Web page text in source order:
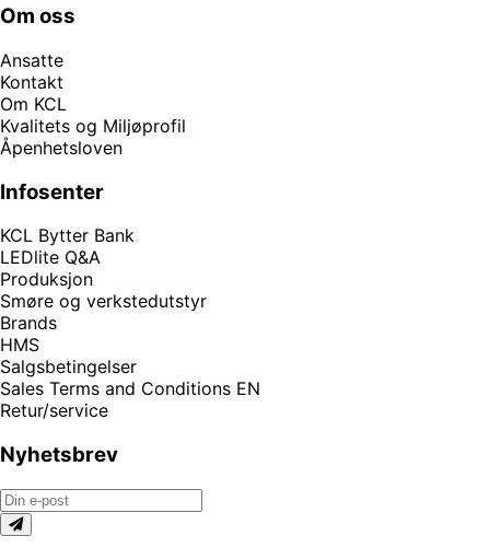
Om oss
Ansatte
Kontakt
Om KCL
Kvalitets og Miljøprofil
Åpenhetsloven
Infosenter
KCL Bytter Bank
LEDlite Q&A
Produksjon
Smøre og verkstedutstyr
Brands
HMS
Salgsbetingelser
Sales Terms and Conditions EN
Retur/service
Nyhetsbrev